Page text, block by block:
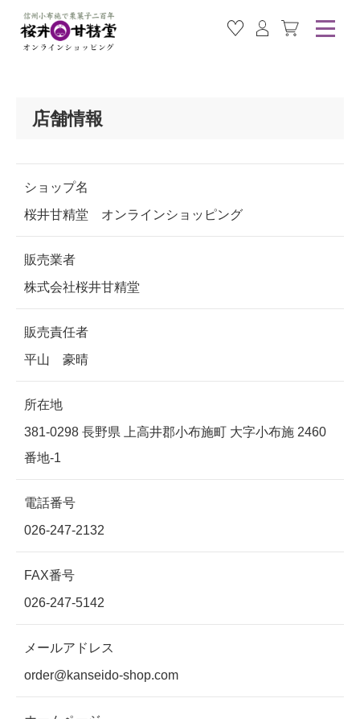
お気に入り商品
ログイン カート
店舗情報
ショップ名
桜井甘精堂 オンラインショッピング
販売業者
株式会社桜井甘精堂
販売責任者
平山 豪晴
所在地
381-0298 長野県 上高井郡小布施町 大字小布施 2460
番地-1
電話番号
026-247-2132
FAX番号
026-247-5142
メールアドレス
order@kanseido-shop.com